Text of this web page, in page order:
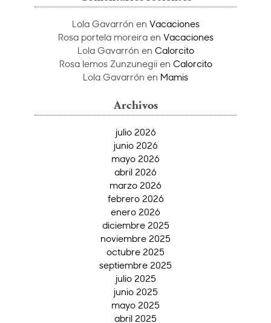
Lola Gavarrón en Vacaciones
Rosa portela moreiraen Vacaciones
Lola Gavarrón en Calorcito
Rosa lemos Zunzunegiien Calorcito
Lola Gavarrón en Mamis
Archivos
julio 2026
junio 2026
mayo 2026
abril 2026
marzo 2026
febrero 2026
enero 2026
diciembre 2025
noviembre 2025
octubre 2025
septiembre 2025
julio 2025
junio 2025
mayo 2025
abril 2025